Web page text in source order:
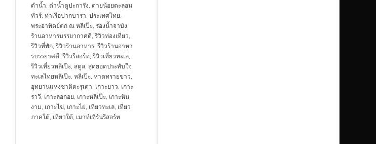
ดำน้ำ, ดำน้ำดูปะการัง, ต่ายน้อยตะลอน
ทัวร์, ท่าเรือปากบารา, ประเทศไทย,
พระอาทิตย์ตก ณ หลีเป๊ะ, ร่องน้ำจาบัง,
ร้านอาหารบรรยากาศดี,รีวิวท่องเที่ยว,
รีวิวที่พัก,รีวิวร้านอาหาร,รีวิวร้านอาหา
รบรรยาศดี,รีวิวรีสอร์ท,รีวิวเที่ยวทะเล,
รีวิวเที่ยวหลีเป๊ะ, สตูล, สุดยอดประทับใจ
ทะเลไทยหลีเป๊ะ, หลีเป๊ะ, หาดทรายขาว,
อุทยานแห่งชาติตะรุเตา, เกาะยาว, เกาะ
ราวี, เกาะลอกอย, เกาะหลีเป๊ะ, เกาะหิน
งาม, เกาะไข่, เกาะไผ่, เที่ยวทะเล, เที่ยว
ภาคใต้, เที่ยวใต้, เมาท์เทิร์นรีสอร์ท